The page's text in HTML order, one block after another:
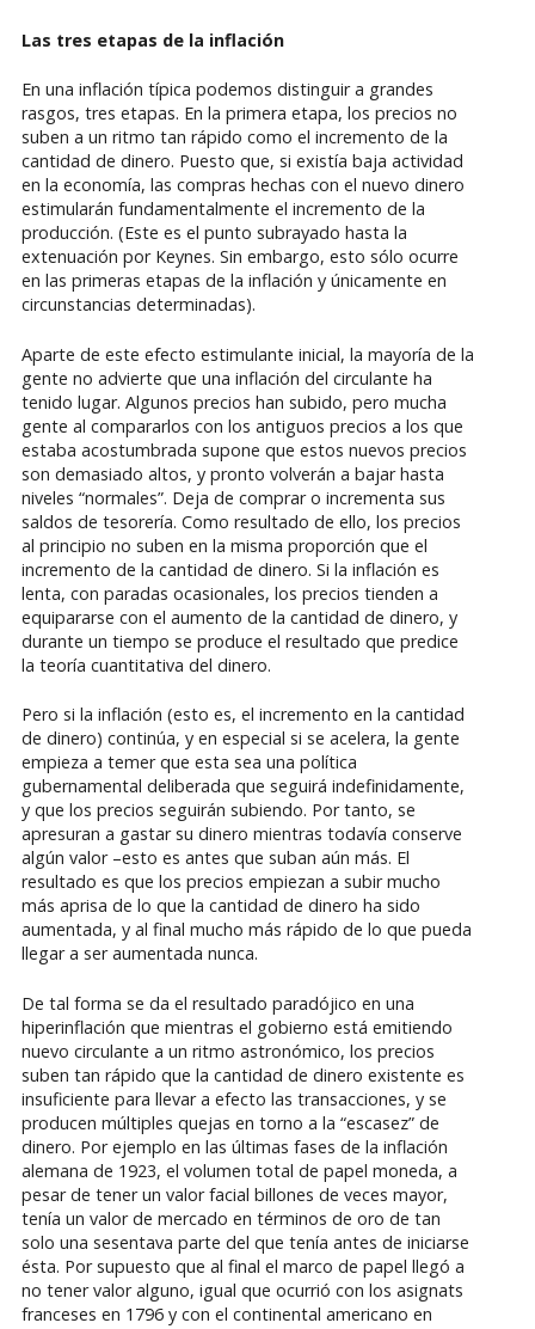
Las tres etapas de la inflación
En una inflación típica podemos distinguir a grandes
rasgos, tres etapas. En la primera etapa, los precios no
suben a un ritmo tan rápido como el incremento de la
cantidad de dinero. Puesto que, si existía baja actividad
en la economía, las compras hechas con el nuevo dinero
estimularán fundamentalmente el incremento de la
producción. (Este es el punto subrayado hasta la
extenuación por Keynes. Sin embargo, esto sólo ocurre
en las primeras etapas de la inflación y únicamente en
circunstancias determinadas).
Aparte de este efecto estimulante inicial, la mayoría de la
gente no advierte que una inflación del circulante ha
tenido lugar. Algunos precios han subido, pero mucha
gente al compararlos con los antiguos precios a los que
estaba acostumbrada supone que estos nuevos precios
son demasiado altos, y pronto volverán a bajar hasta
niveles “normales”. Deja de comprar o incrementa sus
saldos de tesorería. Como resultado de ello, los precios
al principio no suben en la misma proporción que el
incremento de la cantidad de dinero. Si la inflación es
lenta, con paradas ocasionales, los precios tienden a
equipararse con el aumento de la cantidad de dinero, y
durante un tiempo se produce el resultado que predice
la teoría cuantitativa del dinero.
Pero si la inflación (esto es, el incremento en la cantidad
de dinero) continúa, y en especial si se acelera, la gente
empieza a temer que esta sea una política
gubernamental deliberada que seguirá indefinidamente,
y que los precios seguirán subiendo. Por tanto, se
apresuran a gastar su dinero mientras todavía conserve
algún valor –esto es antes que suban aún más. El
resultado es que los precios empiezan a subir mucho
más aprisa de lo que la cantidad de dinero ha sido
aumentada, y al final mucho más rápido de lo que pueda
llegar a ser aumentada nunca.
De tal forma se da el resultado paradójico en una
hiperinflación que mientras el gobierno está emitiendo
nuevo circulante a un ritmo astronómico, los precios
suben tan rápido que la cantidad de dinero existente es
insuficiente para llevar a efecto las transacciones, y se
producen múltiples quejas en torno a la “escasez” de
dinero. Por ejemplo en las últimas fases de la inflación
alemana de 1923, el volumen total de papel moneda, a
pesar de tener un valor facial billones de veces mayor,
tenía un valor de mercado en términos de oro de tan
solo una sesentava parte del que tenía antes de iniciarse
ésta. Por supuesto que al final el marco de papel llegó a
no tener valor alguno, igual que ocurrió con los asignats
franceses en 1796 y con el continental americano en